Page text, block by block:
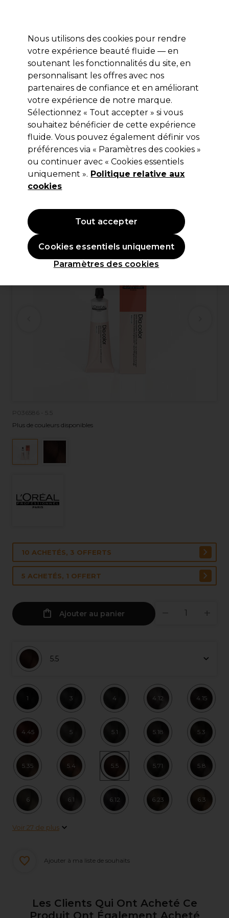
Se connecter
Marques Bons plans Coiffure Electro et Matériel
Livraison et délais
lire la suite
L'Oréal Professionnel
L'Oréal Professionnel Dia Color 5.5
60ml
(10)
12,40 €Hors TVA
P036586 - 5.5
Plus de couleurs disponibles
10 ACHETÉS, 3 OFFERTS
5 ACHETÉS, 1 OFFERT
Ajouter au panier
5.5
1 3 4 4.12 4.15
4.45 5 5.1 5.18 5.3
5.35 5.4 5.5 5.71 5.8
6 6.1 6.12 6.23 6.3
Voir 27 de plus
Ajouter à ma liste de souhaits
Les Clients Qui Ont Acheté Ce
Produit Ont Également Acheté
Nous utilisons des cookies pour rendre
votre expérience beauté fluide — en
soutenant les fonctionnalités du site, en
personnalisant les offres avec nos
partenaires de confiance et en améliorant
votre expérience de notre marque.
Sélectionnez « Tout accepter » si vous
souhaitez bénéficier de cette expérience
fluide. Vous pouvez également définir vos
préférences via « Paramètres des cookies »
ou continuer avec « Cookies essentiels
uniquement ». Politique relative aux
cookies
Paramètres des cookies
Cookies essentiels uniquement
Tout accepter